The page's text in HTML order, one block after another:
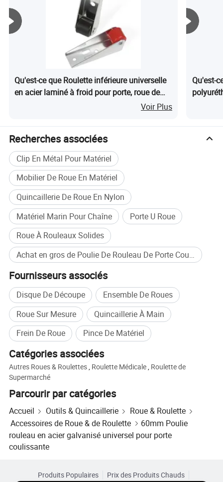
agricole
Qu'est-ce que Roulette inférieure universelle
en acier laminé à froid pour porte, roue de
support de porte de cabinet à roulementVoir Plus
Qu'est-
Recherches associées
Clip En Métal Pour Matériel
Mobilier De Roue En Matériel
Quincaillerie De Roue En Nylon
Matériel Marin Pour Chaîne
Porte U Roue
Roue À Rouleaux Solides
Achat en gros de Poulie De Rouleau De Porte Coulissante
Fournisseurs associés
Disque De Découpe
Ensemble De Roues
Roue Sur Mesure
Quincaillerie À Main
Frein De Roue
Pince De Matériel
Catégories associées
Autres Roues & Roulettes Roulette Médicale Roulette de
Supermarché
Parcourir par catégories
Accueil Outils & Quincaillerie
Roue & Roulette
Accessoires de Roue & de Roulette
60mm Poulie
rouleau en acier galvanisé universel pour porte
coulissante
Produits Populaires Prix des Produits Chauds